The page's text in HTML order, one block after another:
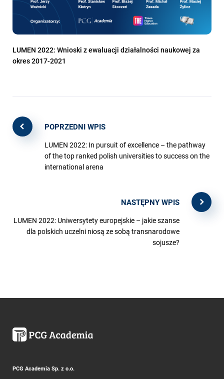
LUMEN 2022: Wnioski z ewaluacji działalności naukowej za
okres 2017-2021
POPRZEDNI WPIS
LUMEN 2022: In pursuit of excellence – the pathway
of the top ranked polish universities to success on the
international arena
NASTĘPNY WPIS
LUMEN 2022: Uniwersytety europejskie – jakie szanse
dla polskich uczelni niosą ze sobą transnarodowe
sojusze?
PCG Academia Sp. z o.o.